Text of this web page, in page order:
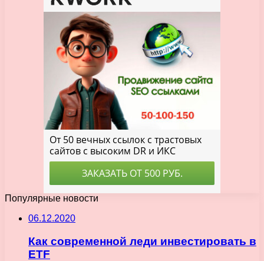
Популярные новости
06.12.2020
Как современной леди инвестировать в
ETF